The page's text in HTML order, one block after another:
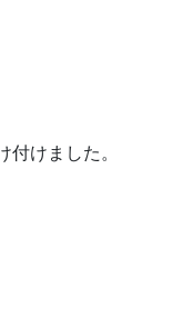
けました。